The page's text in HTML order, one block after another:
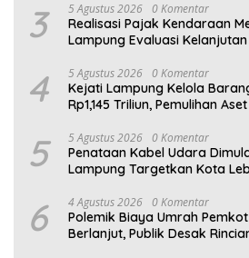
3 5 Agustus 2026 0 Komentar
Realisasi Pajak Kendaraan
Lampung Evaluasi
4 5 Agustus 2026 0 Komentar
Kejati Lampung Kelola
Rp1,145 Triliun, Pemulihan
5 5 Agustus 2026 0 Komentar
Penataan Kabel Udara
Lampung Targetkan Kota
6 4 Agustus 2026 0 Komentar
Polemik Biaya Umrah
Berlanjut, Publik Desak